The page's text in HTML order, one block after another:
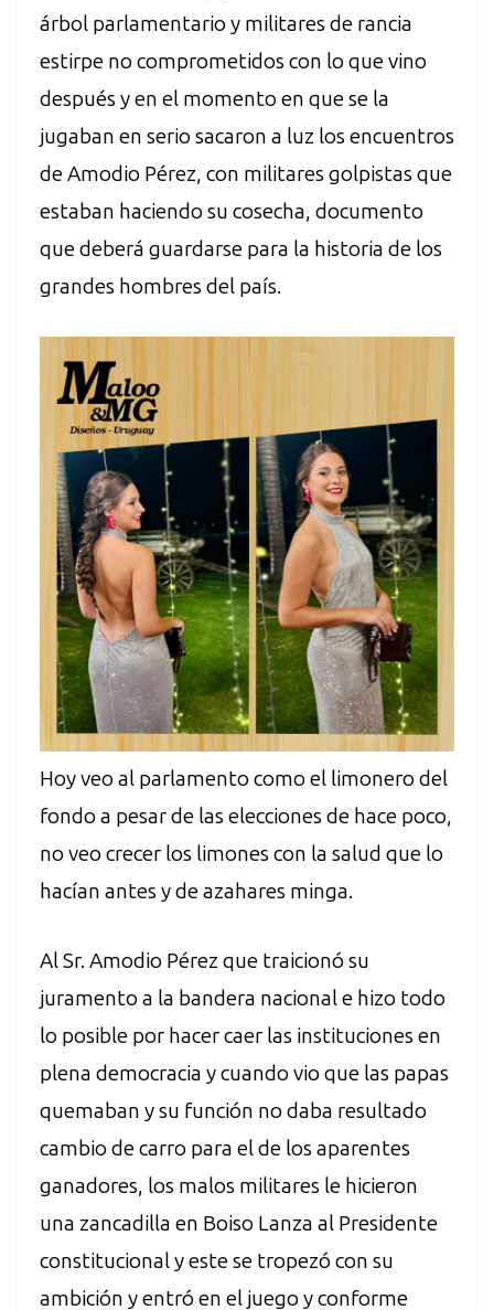
árbol parlamentario y militares de rancia
estirpe no comprometidos con lo que vino
después y en el momento en que se la
jugaban en serio sacaron a luz los encuentros
de Amodio Pérez, con militares golpistas que
estaban haciendo su cosecha, documento
que deberá guardarse para la historia de los
grandes hombres del país.
Hoy veo al parlamento como el limonero del
fondo a pesar de las elecciones de hace poco,
no veo crecer los limones con la salud que lo
hacían antes y de azahares minga.
Al Sr. Amodio Pérez que traicionó su
juramento a la bandera nacional e hizo todo
lo posible por hacer caer las instituciones en
plena democracia y cuando vio que las papas
quemaban y su función no daba resultado
cambio de carro para el de los aparentes
ganadores, los malos militares le hicieron
una zancadilla en Boiso Lanza al Presidente
constitucional y este se tropezó con su
ambición y entró en el juego y conforme